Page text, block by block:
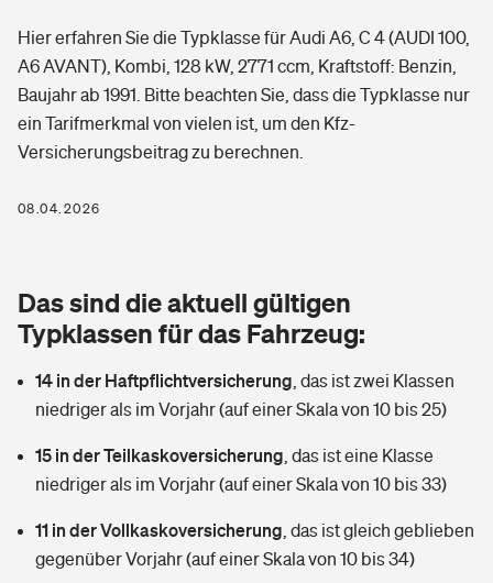
Grundfähigkeitsversicherung
Arbeitsrechtsschutz
Berufshaftpflichtversicherung
Zur Übersicht
Tools
Wer versichert was: Jetzt Versicherer finden
Sie haben Fragen?
Glasversicherung
Mietkautionsversicherung
Restkreditversicherung
Zur Übersicht
Freizeit
Pri­vate Haft­pflicht­
Kinderunfall­ver­si­che­rung
Kinderinvalidität
Reiseversicherung
Pferdehalter-Haftpflicht
Gesundheit
Private Krankenversicherung
Dread-Disease-Versicherung
Tierkrankenversicherung
Hier erfahren Sie die Typklasse für Audi A6, C 4 (AUDI 100,
A6 AVANT), Kombi, 128 kW, 2771 ccm, Kraftstoff: Benzin,
Baujahr ab 1991. Bitte beachten Sie, dass die Typklasse nur
ein Tarifmerkmal von vielen ist, um den Kfz-
Versicherungsbeitrag zu berechnen.
08.04.2026
Das sind die aktuell gültigen
Typklassen für das Fahrzeug:
14 in der Haftpflichtversicherung das ist zwei Klassen
niedriger als im Vorjahr (auf einer Skala von 10 bis 25)
15 in der Teilkaskoversicherung das ist eine Klasse
niedriger als im Vorjahr (auf einer Skala von 10 bis 33)
11 in der Vollkaskoversicherung das ist gleich geblieben
gegenüber Vorjahr (auf einer Skala von 10 bis 34)